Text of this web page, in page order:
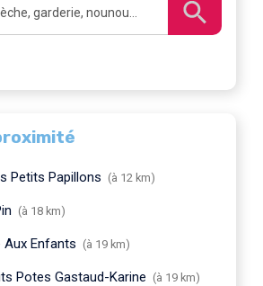
Petits Papillons (à 12 km)
(à 18 km)
Aux Enfants (à 19 km)
Potes Gastaud-Karine (à 19 km)